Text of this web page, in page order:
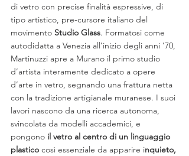
di vetro con precise finalità espressive, di
tipo artistico, pre-cursore italiano del
movimento Studio Glass. Formatosi come
autodidatta a Venezia all’inizio degli anni ’70,
Martinuzzi apre a Murano il primo studio
d’artista interamente dedicato a opere
d’arte in vetro, segnando una frattura netta
con la tradizione artigianale muranese. I suoi
lavori nascono da una ricerca autonoma,
svincolata da modelli accademici, e
pongono il vetro al centro di un linguaggio
plastico così essenziale da apparire inquieto,